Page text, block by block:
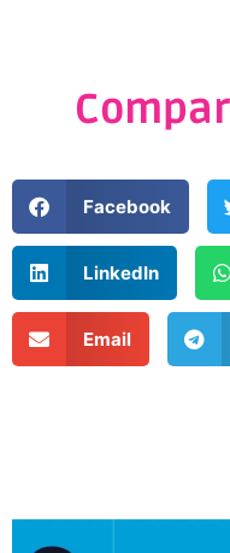
Facebook
LinkedIn
Email